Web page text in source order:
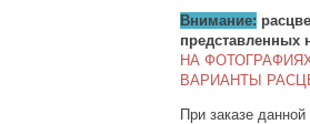
Внимание:
представленных
НА
ВАРИАНТЫ
При заказе